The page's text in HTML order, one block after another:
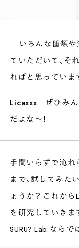
— いろんな種類や
ていただいて、そ
ればと思っていま
Licaxxx ぜひみん
だよな〜！
手間いらずで淹れ
まで、試してみた
ょうか？ これか
を研究していきま
SURU? Lab.なら